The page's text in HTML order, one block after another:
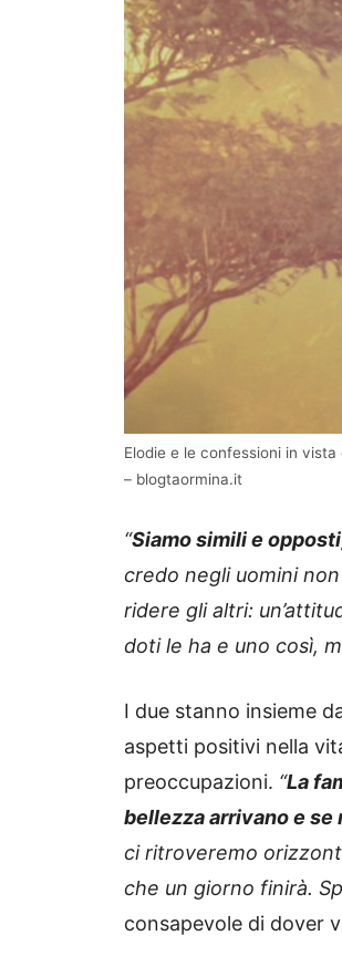
Elodie e le confessioni in
– blogtaormina.it
“Siamo simili e opposti
credo negli uomini
ridere gli altri:
doti le ha e uno così,
I due stanno insieme
aspetti positivi nella
preoccupazioni. “La
bellezza arrivano e se
ci ritroveremo
che un giorno finirà.
consapevole di dover